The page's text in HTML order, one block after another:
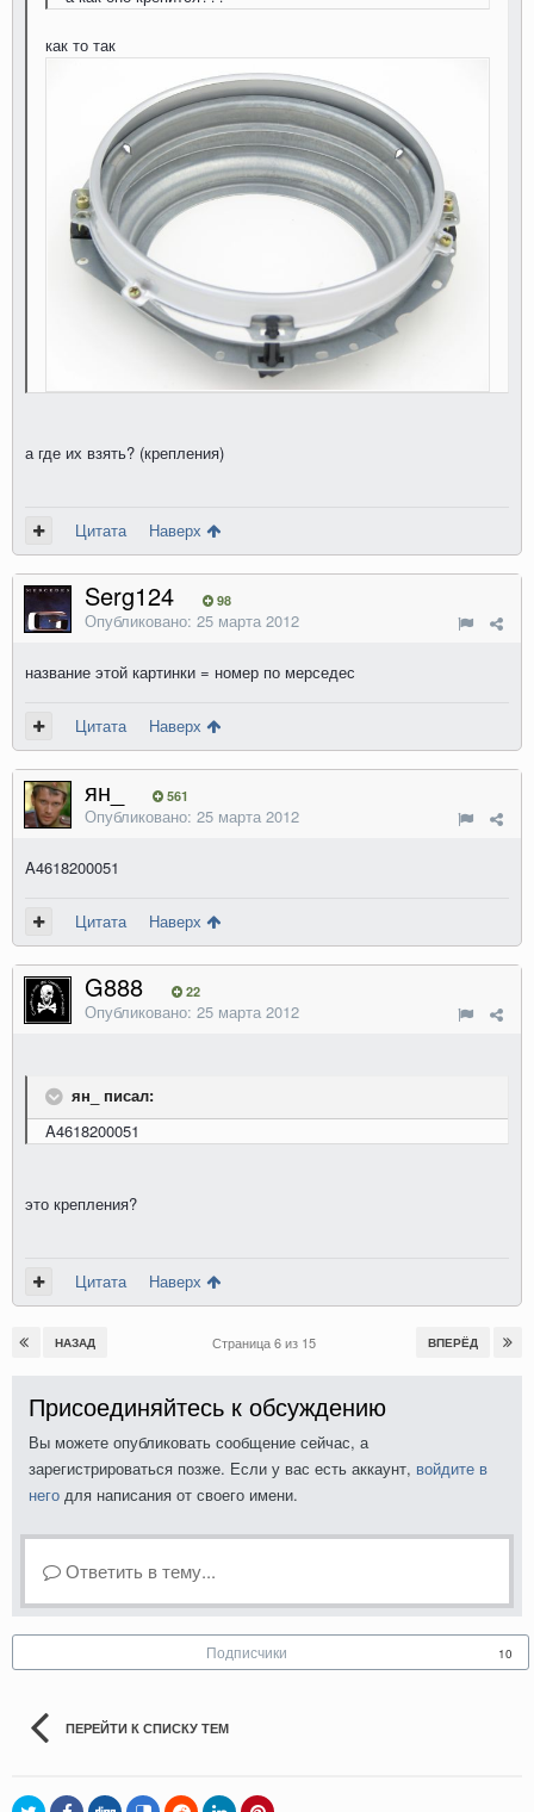
как то так
а где их взять? (крепления)
Цитата Наверх
Serg124 98
Опубликовано: 25 марта 2012
название этой картинки = номер по мерседес
Цитата Наверх
ян_ 561
Опубликовано: 25 марта 2012
A4618200051
Цитата Наверх
G888 22
Опубликовано: 25 марта 2012
ян_ писал:
A4618200051
это крепления?
Цитата Наверх
НАЗАД ВПЕРЁД
Страница 6 из 15
Присоединяйтесь к обсуждению
Вы можете опубликовать сообщение сейчас, а
зарегистрироваться позже. Если у вас есть аккаунт, войдите в
него для написания от своего имени.
Ответить в тему...
Подписчики 10
ПЕРЕЙТИ К СПИСКУ ТЕМ